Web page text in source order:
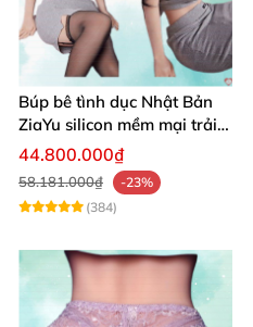
Búp bê tình dục Nhật Bản
ZiaYu silicon mềm mại trải
nghiệm thật
44.800.000₫
58.181.000₫
-23%
(384)